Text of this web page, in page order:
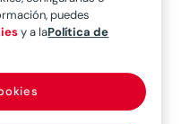
los datos
2020’, la Inversión
los países de
puedes
y a laPolítica de